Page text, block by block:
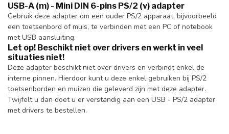
USB-A (m) - Mini DIN 6-pins PS/2 (v) adapter
Gebruik deze adapter om een ouder PS/2 apparaat, bijvoorbeeld
een toetsenbord of muis, te verbinden met een PC of notebook
met USB aansluiting.
Let op! Beschikt niet over drivers en werkt in veel
situaties niet!
Deze adapter beschikt niet over drivers en verbindt enkel de
interne pinnen. Hierdoor kunt u deze enkel gebruiken bij PS/2
toetsenborden en muizen die geleverd zijn met deze adapter.
Twijfelt u dan doet u er verstandig aan een USB - PS/2 adapter
met drivers te bestellen.